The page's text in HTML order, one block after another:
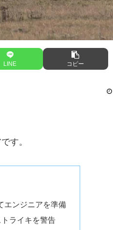
LINE コピー
す。
エンジニアを準備
ライキを警告